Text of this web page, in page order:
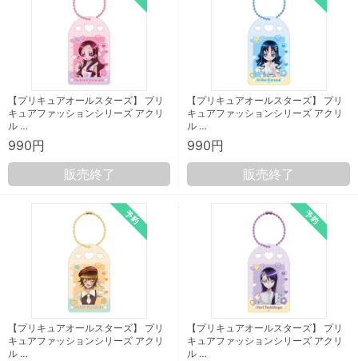
【プリキュアオールスターズ】 プリ
キュアファッションシリーズ アクリ
ル …
990円
販売終了
【プリキュアオールスターズ】 プリ
キュアファッションシリーズ アクリ
ル …
990円
販売終了
【プリキュアオールスターズ】 プリ
キュアファッションシリーズ アクリ
ル …
【プリキュアオールスターズ】 プリ
キュアファッションシリーズ アクリ
ル …